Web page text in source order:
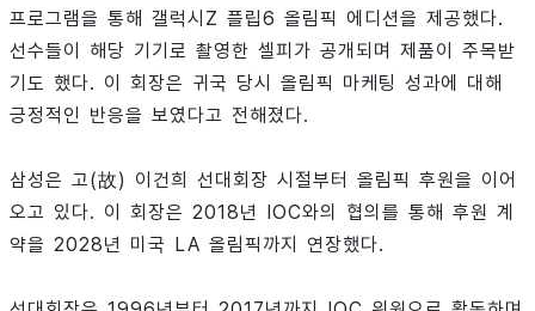
프로그램을 통해 갤럭시Z 플립6 올림픽 에디션을 제공했다.
선수들이 해당 기기로 촬영한 셀피가 공개되며 제품이 주목받
기도 했다. 이 회장은 귀국 당시 올림픽 마케팅 성과에 대해
긍정적인 반응을 보였다고 전해졌다.
삼성은 고(故) 이건희 선대회장 시절부터 올림픽 후원을 이어
오고 있다. 이 회장은 2018년 IOC와의 협의를 통해 후원 계
약을 2028년 미국 LA 올림픽까지 연장했다.